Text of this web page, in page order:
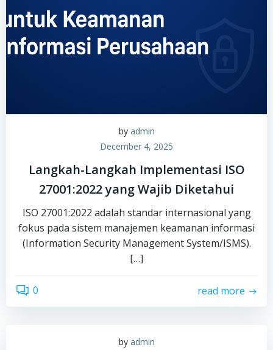
by admin
December 4, 2025
Langkah-Langkah Implementasi ISO
27001:2022 yang Wajib Diketahui
ISO 27001:2022 adalah standar internasional yang
fokus pada sistem manajemen keamanan informasi
(Information Security Management System/ISMS).
[…]
0 read more
by admin